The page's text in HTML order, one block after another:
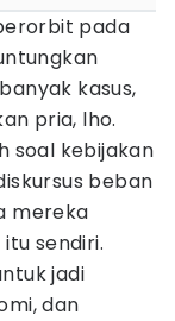
pada
kasus,
pria, lho.
soal kebijakan
beban
mereka
sendiri.
jadi
dan